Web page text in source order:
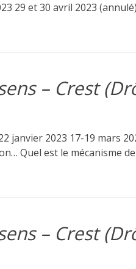
29 et 30 avril 2023
– Crest
janvier 2023 17-19 mars
Quel est le mécanisme
– Crest